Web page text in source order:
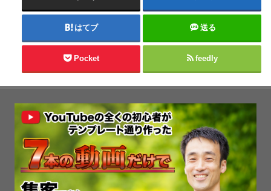
はてブ 送る
Pocket feedly